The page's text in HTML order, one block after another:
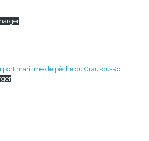
maritime de pêche du Grau-du-Roi